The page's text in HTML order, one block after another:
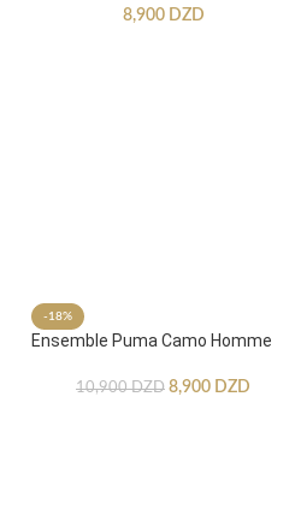
8,900 DZD
-18%
Ensemble Puma Camo Homme
10,900DZD 8,900 DZD